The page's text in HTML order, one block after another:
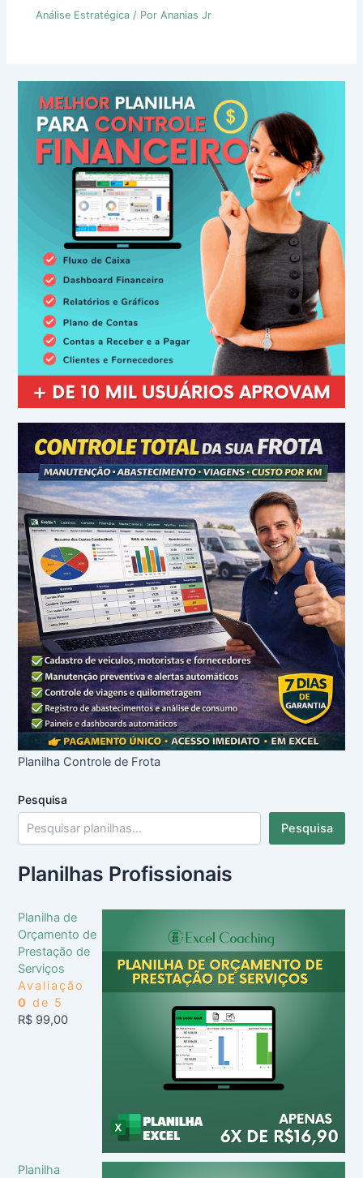
Análise Estratégica / PorAnanias Jr
Planilha Controle de Frota
Pesquisa
Pesquisa
Planilhas Profissionais
Planilha de
Orçamento de
Prestação de
Serviços
Avaliação
0 de 5
R$ 99,00
Planilha